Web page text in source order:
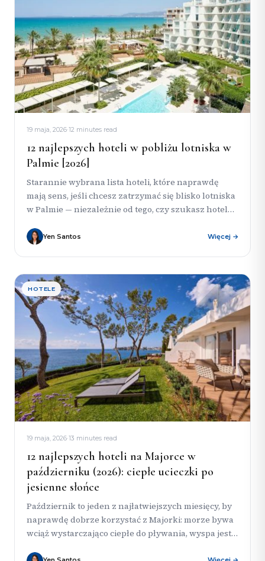
19 maja, 2026·12 minutes read
12 najlepszych hoteli w pobliżu lotniska w
Palmie [2026]
Starannie wybrana lista hoteli, które naprawdę
mają sens, jeśli chcesz zatrzymać się blisko lotniska
w Palmie — niezależnie od tego, czy szukasz hotelu
Yen Santos Więcej →
HOTELE
19 maja, 2026·13 minutes read
12 najlepszych hoteli na Majorce w
październiku (2026): ciepłe ucieczki po
jesienne słońce
Październik to jeden z najłatwiejszych miesięcy, by
naprawdę dobrze korzystać z Majorki: morze bywa
wciąż wystarczająco ciepłe do pływania, wyspa jest